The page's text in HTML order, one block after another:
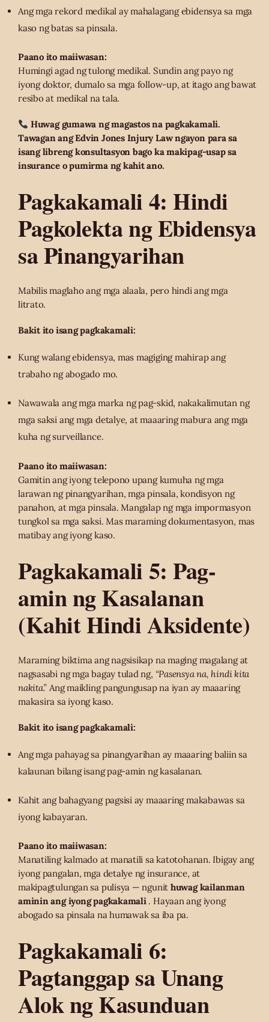
Ang mga rekord medikal ay mahalagang ebidensya sa mga
kaso ng batas sa pinsala.
Paano ito maiiwasan:
Humingi agad ng tulong medikal. Sundin ang payo ng
iyong doktor, dumalo sa mga follow-up, at itago ang bawat
resibo at medikal na tala.
Huwag gumawa ng magastos na pagkakamali.
Tawagan ang Edvin Jones Injury Law ngayon para sa
isang libreng konsultasyon bago ka makipag-usap sa
insurance o pumirma ng kahit ano.
Pagkakamali 4: Hindi
Pagkolekta ng Ebidensya
sa Pinangyarihan
Mabilis maglaho ang mga alaala, pero hindi ang mga
litrato.
Bakit ito isang pagkakamali:
Kung walang ebidensya, mas magiging mahirap ang
trabaho ng abogado mo.
Nawawala ang mga marka ng pag-skid, nakakalimutan ng
mga saksi ang mga detalye, at maaaring mabura ang mga
kuha ng surveillance.
Paano ito maiiwasan:
Gamitin ang iyong telepono upang kumuha ng mga
larawan ng pinangyarihan, mga pinsala, kondisyon ng
panahon, at mga pinsala. Mangalap ng mga impormasyon
tungkol sa mga saksi. Mas maraming dokumentasyon, mas
matibay ang iyong kaso.
Pagkakamali 5: Pag-
amin ng Kasalanan
(Kahit Hindi Aksidente)
Maraming biktima ang nagsisikap na maging magalang at
nagsasabi ng mga bagay tulad ng, “Pasensya na, hindi kita
nakita.” Ang maikling pangungusap na iyan ay maaaring
makasira sa iyong kaso.
Bakit ito isang pagkakamali:
Ang mga pahayag sa pinangyarihan ay maaaring baliin sa
kalaunan bilang isang pag-amin ng kasalanan.
Kahit ang bahagyang pagsisi ay maaaring makabawas sa
iyong kabayaran.
Paano ito maiiwasan:
Manatiling kalmado at manatili sa katotohanan. Ibigay ang
iyong pangalan, mga detalye ng insurance, at
makipagtulungan sa pulisya — ngunit huwag kailanman
aminin ang iyong pagkakamali. Hayaan ang iyong
abogado sa pinsala na humawak sa iba pa.
Pagkakamali 6:
Pagtanggap sa Unang
Alok ng Kasunduan